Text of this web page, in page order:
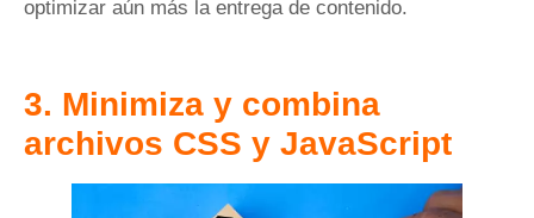
optimizar aún más la entrega de contenido.
3. Minimiza y combina
archivos CSS y JavaScript